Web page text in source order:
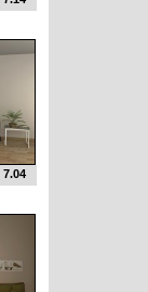
7.04